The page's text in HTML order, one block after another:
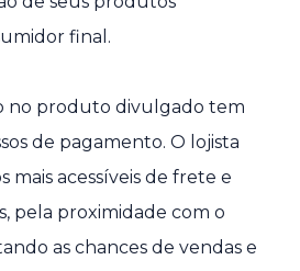
final.
no produto divulgado tem
de pagamento. O lojista
mais acessíveis de frete e
pela proximidade com o
as chances de vendas e